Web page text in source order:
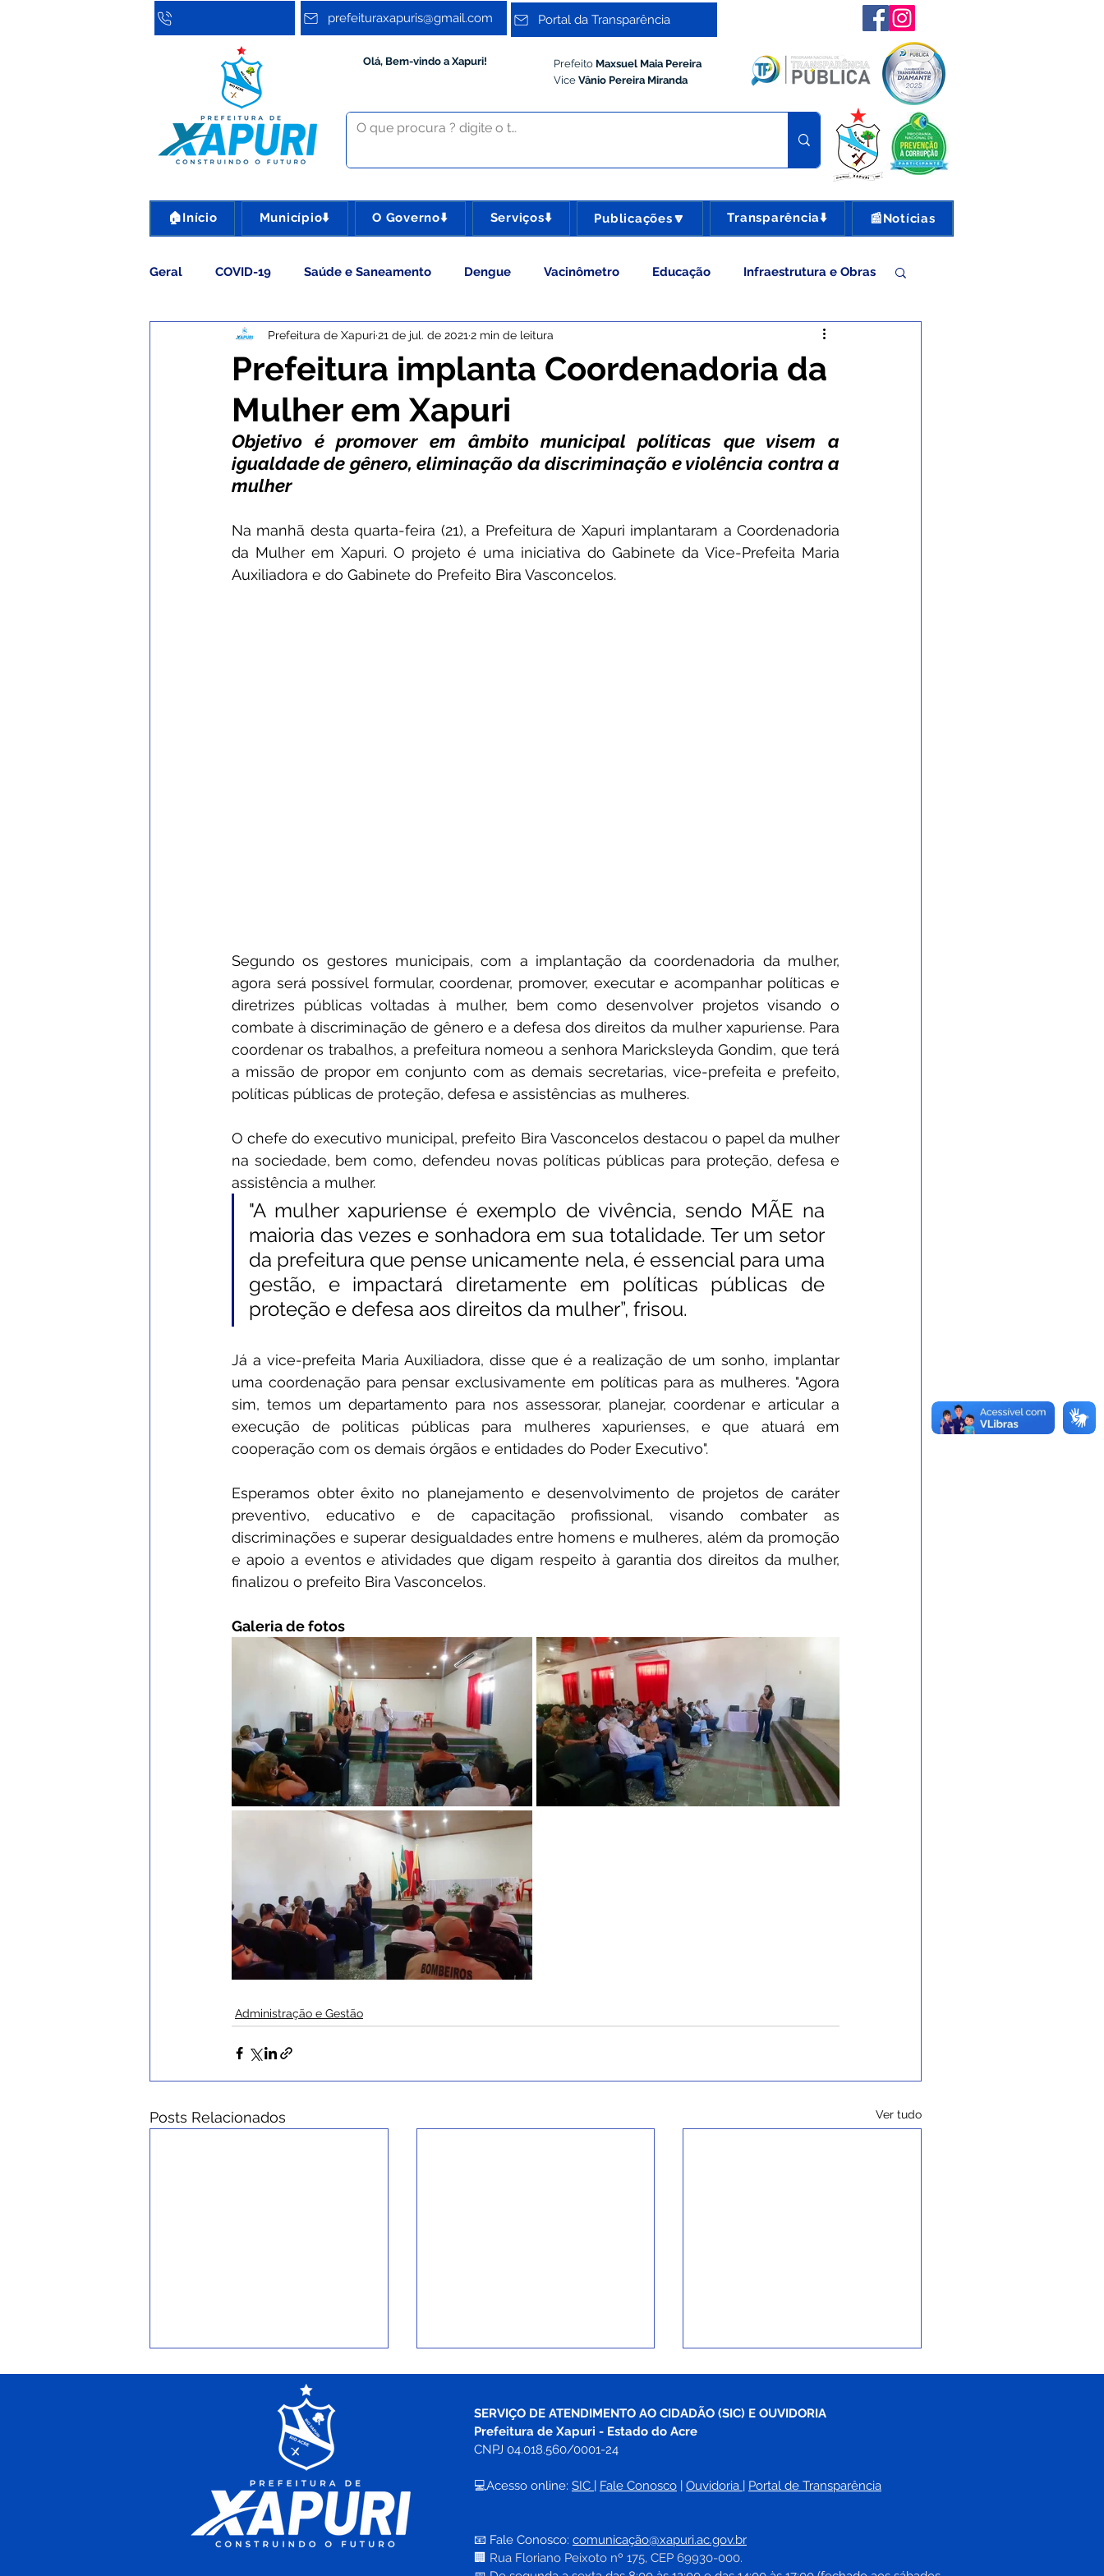
prefeituraxapuris@gmail.com Portal da Transparência
Olá, Bem-vindo a Xapuri! Prefeito Maxsuel Maia Pereira
Vice Vânio Pereira Miranda
🏠Início Município⬇️ O Governo⬇️ Serviços⬇️ Publicações🔽 Transparência⬇️ 📰Notícias
Geral COVID-19 Saúde e Saneamento Dengue Vacinômetro Educação Infraestrutura e Obras
Assistência Social Cultura Esporte e Lazer Administração e Gestão
Comunicados e Avisos Concursos Agricultura e Produção
Institucional e Governo Nota Pesar Campanhas Datas Comemorativas Convênios e Parcerias
Nota de Esclarecimento Convite Vigilância Sanitária Licitações Alagação e Enchente
Prefeitura implanta Coordenadoria da
Mulher em Xapuri
Prefeitura de Xapuri 21 de jul. de 2021 2 min de leitura
Objetivo é promover em âmbito municipal políticas que visem a
igualdade de gênero, eliminação da discriminação e violência contra a
mulher
Na manhã desta quarta-feira (21), a Prefeitura de Xapuri implantaram a Coordenadoria
da Mulher em Xapuri. O projeto é uma iniciativa do Gabinete da Vice-Prefeita Maria
Auxiliadora e do Gabinete do Prefeito Bira Vasconcelos.
Segundo os gestores municipais, com a implantação da coordenadoria da mulher,
agora será possível formular, coordenar, promover, executar e acompanhar políticas e
diretrizes públicas voltadas à mulher, bem como desenvolver projetos visando o
combate à discriminação de gênero e a defesa dos direitos da mulher xapuriense. Para
coordenar os trabalhos, a prefeitura nomeou a senhora Maricksleyda Gondim, que terá
a missão de propor em conjunto com as demais secretarias, vice-prefeita e prefeito,
políticas públicas de proteção, defesa e assistências as mulheres.
O chefe do executivo municipal, prefeito Bira Vasconcelos destacou o papel da mulher
na sociedade, bem como, defendeu novas políticas públicas para proteção, defesa e
assistência a mulher.
"A mulher xapuriense é exemplo de vivência, sendo MÃE na
maioria das vezes e sonhadora em sua totalidade. Ter um setor
da prefeitura que pense unicamente nela, é essencial para uma
gestão, e impactará diretamente em políticas públicas de
proteção e defesa aos direitos da mulher”, frisou.
Já a vice-prefeita Maria Auxiliadora, disse que é a realização de um sonho, implantar
uma coordenação para pensar exclusivamente em políticas para as mulheres. "Agora
sim, temos um departamento para nos assessorar, planejar, coordenar e articular a
execução de politicas públicas para mulheres xapurienses, e que atuará em
cooperação com os demais órgãos e entidades do Poder Executivo".
Esperamos obter êxito no planejamento e desenvolvimento de projetos de caráter
preventivo, educativo e de capacitação profissional, visando combater as
discriminações e superar desigualdades entre homens e mulheres, além da promoção
e apoio a eventos e atividades que digam respeito à garantia dos direitos da mulher,
finalizou o prefeito Bira Vasconcelos.
Galeria de fotos
Administração e Gestão
Posts Relacionados Ver tudo
Após avanço nos índices de
alfabetização, Prefeitura
garante prêmio para
moradores do bairro Braga
Sobrinho
espaço de integração,
esporte e cidadania em
SERVIÇO DE ATENDIMENTO AO CIDADÃO (SIC) E OUVIDORIA
Prefeitura de Xapuri - Estado do Acre
CNPJ 04.018.560/0001-24
💻Acesso online: SIC | Fale Conosco | Ouvidoria | Portal de Transparência
📧 Fale Conosco: comunicação@xapuri.ac.gov.br
🏢 Rua Floriano Peixoto nº 175, CEP 69930-000.